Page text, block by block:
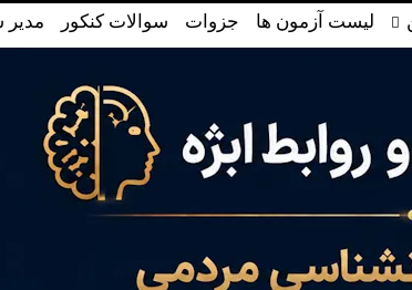
لیست آزمون ها جزوات سوالات کنکور مدیر